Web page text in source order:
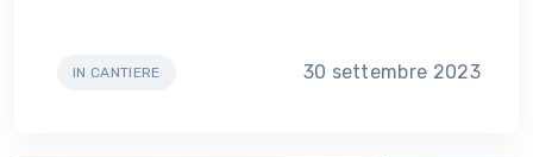
IN CANTIERE 30 settembre 2023